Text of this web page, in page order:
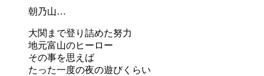
朝乃山…
大関まで登り詰めた努力
地元富山のヒーロー
その事を思えば
たった一度の夜の遊びくらい